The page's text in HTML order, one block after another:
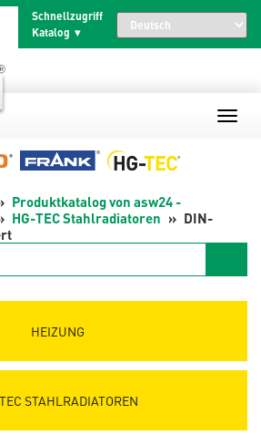
Schnellzugriff
Katalog
Produktkatalog von asw24 -
HG-TEC Stahlradiatoren
DIN-
HEIZUNG
STAHLRADIATOREN